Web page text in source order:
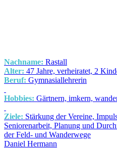
Nachname: Rastall
Alter: 47 Jahre, verheiratet, 2
Beruf: Gymnasiallehrerin
Hobbies: Gärtnern, imkern,
Ziele: Stärkung der Vereine,
Seniorenarbeit, Planung und
der Feld- und Wanderwege
Daniel Hermann